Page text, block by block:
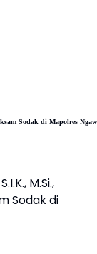
Sodak di Mapolres
M.Si.,
Sodak di